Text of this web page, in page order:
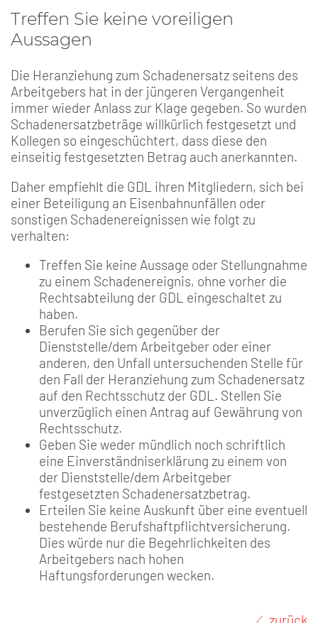
Treffen Sie keine voreiligen
Aussagen
Die Heranziehung zum Schadenersatz seitens des
Arbeitgebers hat in der jüngeren Vergangenheit
immer wieder Anlass zur Klage gegeben. So wurden
Schadenersatzbeträge willkürlich festgesetzt und
Kollegen so eingeschüchtert, dass diese den
einseitig festgesetzten Betrag auch anerkannten.
Daher empfiehlt die GDL ihren Mitgliedern, sich bei
einer Beteiligung an Eisenbahnunfällen oder
sonstigen Schadenereignissen wie folgt zu
verhalten:
Treffen Sie keine Aussage oder Stellungnahme
zu einem Schadenereignis, ohne vorher die
Rechtsabteilung der GDL eingeschaltet zu
haben.
Berufen Sie sich gegenüber der
Dienststelle/dem Arbeitgeber oder einer
anderen, den Unfall untersuchenden Stelle für
den Fall der Heranziehung zum Schadenersatz
auf den Rechtsschutz der GDL. Stellen Sie
unverzüglich einen Antrag auf Gewährung von
Rechtsschutz.
Geben Sie weder mündlich noch schriftlich
eine Einverständniserklärung zu einem von
der Dienststelle/dem Arbeitgeber
festgesetzten Schadenersatzbetrag.
Erteilen Sie keine Auskunft über eine eventuell
bestehende Berufshaftpflichtversicherung.
Dies würde nur die Begehrlichkeiten des
Arbeitgebers nach hohen
Haftungsforderungen wecken.